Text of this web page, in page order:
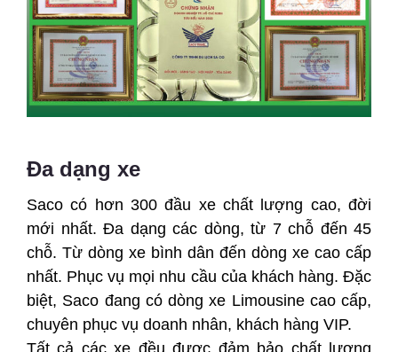
Đa dạng xe
Saco có hơn 300 đầu xe chất lượng cao, đời
mới nhất. Đa dạng các dòng, từ 7 chỗ đến 45
chỗ. Từ dòng xe bình dân đến dòng xe cao cấp
nhất. Phục vụ mọi nhu cầu của khách hàng. Đặc
biệt, Saco đang có dòng xe Limousine cao cấp,
chuyên phục vụ doanh nhân, khách hàng VIP.
Tất cả các xe đều được đảm bảo chất lượng